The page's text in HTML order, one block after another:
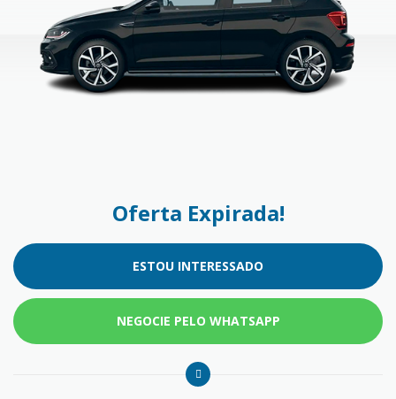
Oferta Expirada!
ESTOU INTERESSADO
NEGOCIE PELO WHATSAPP